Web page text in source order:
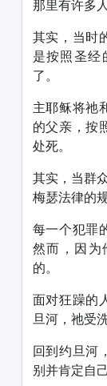
那里有许多
其实，当时
是按照圣经
了。
主耶稣将祂
的父亲，按
处死。
其实，当群
梅瑟法律的
每一个犯罪
然而，因为
的。
面对狂躁的
旦河，祂受
回到约旦河
别并肯定自